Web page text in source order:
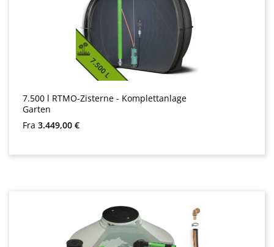
7.500 l RTMO-Zisterne - Komplettanlage
Garten
Almindelig pris:
Fra 3.449,00 €